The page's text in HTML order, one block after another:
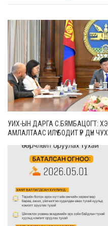
УИХ-ЫН ДАРГА С.БЯМБАЦОГТ:
АМЛАЛТААС ИЛҮҮ БОДИТ ҮР ДҮН